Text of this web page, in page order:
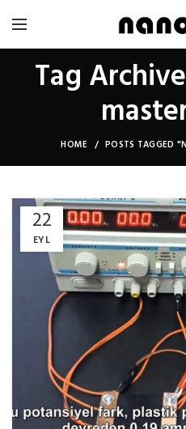
Tag
HOME POSTS TAGGED
22
EYL